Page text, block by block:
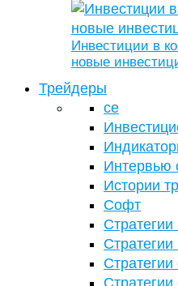
Инвестиции в
новые
Трейдеры
се
Интервью
Истории
Софт